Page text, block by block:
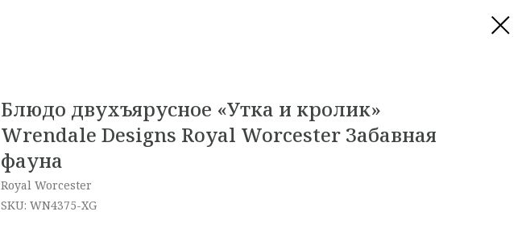
Блюдо двухъярусное «Утка и кролик»
Wrendale Designs Royal Worcester Забавная
фауна
Royal Worcester
SKU: WN4375-XG